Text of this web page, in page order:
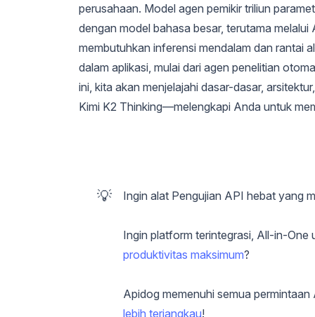
perusahaan. Model agen pemikir triliun
dengan model bahasa besar, terutama
membutuhkan inferensi mendalam dan rantai
dalam aplikasi, mulai dari agen penelitian
ini, kita akan menjelajahi dasar-dasar,
Kimi K2 Thinking—melengkapi Anda untuk
💡 Ingin alat Pengujian API hebat yang
Ingin platform terintegrasi, All-in-One
produktivitas maksimum?
Apidog memenuhi semua
lebih terjangkau!